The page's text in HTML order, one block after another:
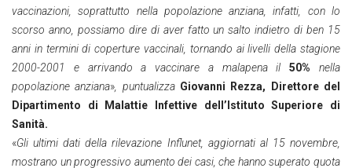
vaccinazioni, soprattutto nella popolazione anziana, infatti, con lo
scorso anno, possiamo dire di aver fatto un salto indietro di ben 15
anni in termini di coperture vaccinali, tornando ai livelli della stagione
2000-2001 e arrivando a vaccinare a malapena il50% nella
popolazione anziana» puntualizza Giovanni Rezza, Direttore del
Dipartimento di Malattie Infettive dell’Istituto Superiore di
Sanità.
«Gli ultimi dati della rilevazione Influnet, aggiornati al 15 novembre,
mostrano un progressivo aumento dei casi, che hanno superato quota